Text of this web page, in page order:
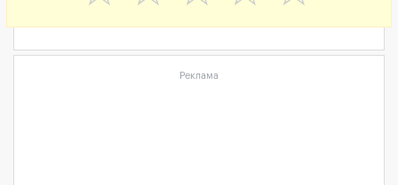
Реклама